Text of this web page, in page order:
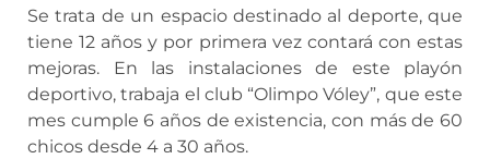
Se trata de un espacio destinado al deporte, que
tiene 12 años y por primera vez contará con estas
mejoras. En las instalaciones de este playón
deportivo, trabaja el club “Olimpo Vóley”, que este
mes cumple 6 años de existencia, con más de 60
chicos desde 4 a 30 años.